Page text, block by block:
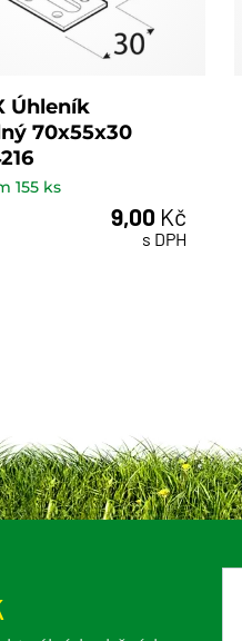
Úhleník
70x55x30
155ks
9,00 Kč
s DPH